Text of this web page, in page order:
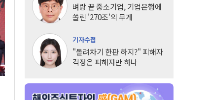
벼랑 끝 중소기업, 기업은행에
쏠린 '270조'의 무게
기자수첩
"돌려차기 한판 하지?" 피해자
걱정은 피해자만 하나